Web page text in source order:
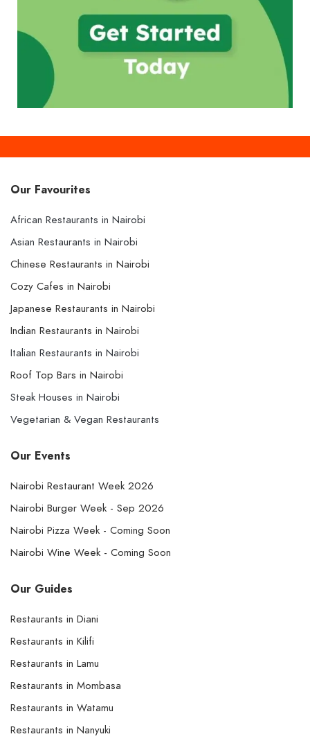
Our Favourites
African Restaurants in Nairobi
Asian Restaurants in Nairobi
Chinese Restaurants in Nairobi
Cozy Cafes in Nairobi
Japanese Restaurants in Nairobi
Indian Restaurants in Nairobi
Italian Restaurants in Nairobi
Roof Top Bars in Nairobi
Steak Houses in Nairobi
Vegetarian & Vegan Restaurants
Our Events
Nairobi Restaurant Week 2026
Nairobi Burger Week - Sep 2026
Nairobi Pizza Week - Coming Soon
Nairobi Wine Week - Coming Soon
Our Guides
Restaurants in Diani
Restaurants in Kilifi
Restaurants in Lamu
Restaurants in Mombasa
Restaurants in Watamu
Restaurants in Nanyuki